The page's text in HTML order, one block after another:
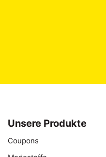
Unsere Produkte
Coupons